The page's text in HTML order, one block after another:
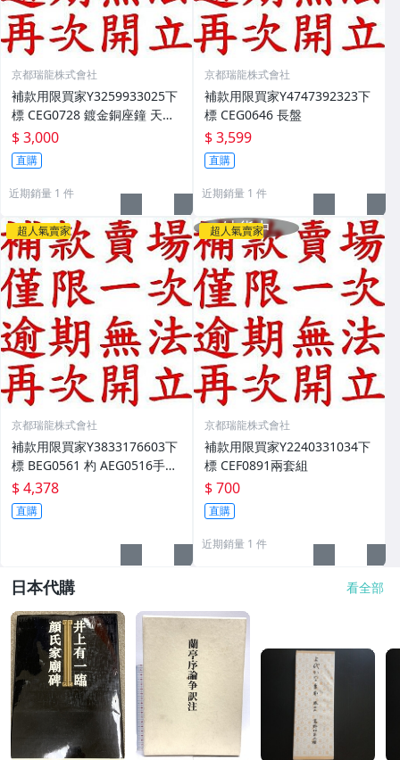
京都瑞龍株式會社
補款用限買家Y3259933025下
標 CEG0728 鍍金銅座鐘 天使
公仔
$ 3,000
直購
近期銷量 1 件
京都瑞龍株式會社
補款用限買家Y4747392323下
標 CEG0646 長盤
$ 3,599
直購
近期銷量 1 件
超人氣賣家
京都瑞龍株式會社
補款用限買家Y3833176603下
標 BEG0561 杓 AEG0516手雕
CEG0399四件BED0512蒔繪A
EG0299 共箱 CEG0360木箱
$ 4,378
直購
超人氣賣家
京都瑞龍株式會社
補款用限買家Y2240331034下
標 CEF0891兩套組
$ 700
直購
近期銷量 1 件
日本代購 看全部